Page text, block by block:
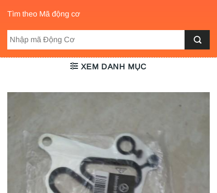
Tìm theo Mã động cơ
XEM DANH MỤC